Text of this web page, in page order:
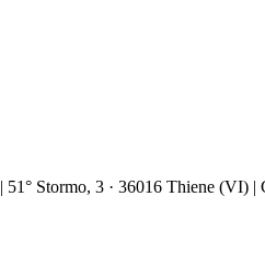
| 51° Stormo, 3 · 36016 Thiene (VI)